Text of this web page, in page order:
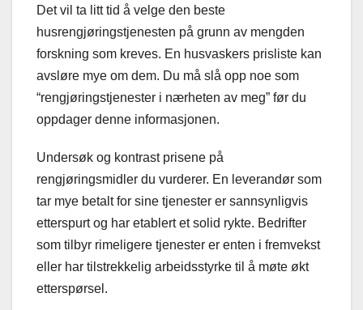
Det vil ta litt tid å velge den beste
husrengjøringstjenesten på grunn av mengden
forskning som kreves. En husvaskers prisliste kan
avsløre mye om dem. Du må slå opp noe som
“rengjøringstjenester i nærheten av meg” før du
oppdager denne informasjonen.
Undersøk og kontrast prisene på
rengjøringsmidler du vurderer. En leverandør som
tar mye betalt for sine tjenester er sannsynligvis
etterspurt og har etablert et solid rykte. Bedrifter
som tilbyr rimeligere tjenester er enten i fremvekst
eller har tilstrekkelig arbeidsstyrke til å møte økt
etterspørsel.